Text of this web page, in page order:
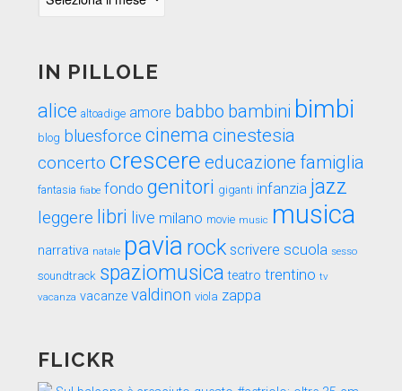
IN PILLOLE
alice altoadige amore babbo bambini bimbi
blog bluesforce cinema cinestesia
concerto crescere educazione famiglia
fantasia fiabe fondo genitori giganti infanzia jazz
leggere libri live milano movie music musica
narrativa natale pavia rock scrivere scuola sesso
soundtrack spaziomusica teatro trentino tv
vacanza vacanze valdinon viola zappa
FLICKR